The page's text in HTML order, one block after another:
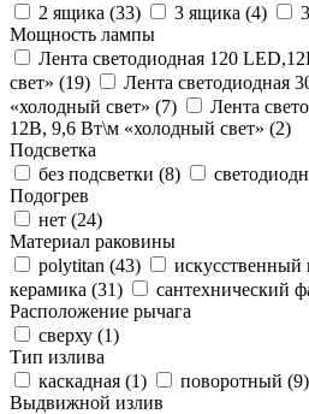
2 ящика (33) 3 ящика (4)
Мощность лампы
Лента светодиодная 120
свет» (19)
Лента светодиодная
«холодный свет» (7)
Лента
12В, 9,6 Вт\м «холодный свет» (2)
Подсветка
без подсветки (8)
Подогрев
нет (24)
Материал раковины
polytitan (43) искусственный
керамика (31) сантехнический
Расположение рычага
сверху (1)
Тип излива
каскадная (1) поворотный (9)
Выдвижной излив